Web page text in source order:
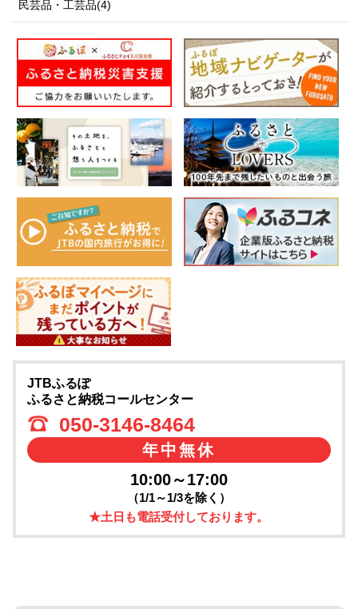
民芸品・工芸品(4)
JTBふるぽ
ふるさと納税コールセンター
050-3146-8464
年中無休
10:00～17:00
（1/1～1/3を除く）
★土日も電話受付しております。